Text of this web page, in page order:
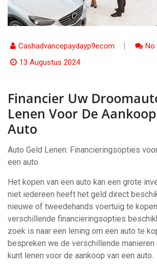
Cashadvancepaydayp9ecom
No
13 Augustus 2024
Financier Uw
Lenen Voor De
Auto
Auto Geld Lenen: Financieringsopties
een auto
Het kopen van een auto kan een grote
niet iedereen heeft het geld direct
nieuwe of tweedehands voertuig te
verschillende financieringsopties
zoek is naar een lening om een auto te
bespreken we de verschillende manieren
kunt lenen voor de aankoop van een auto.